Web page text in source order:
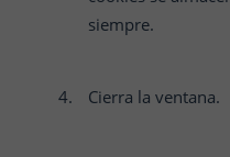
siempre.
Cierra la ventana.